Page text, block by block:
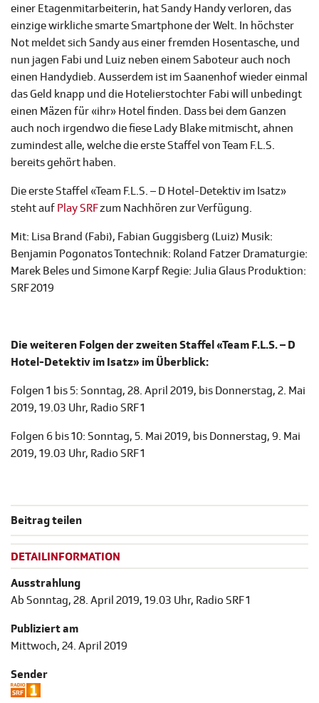
einer Etagenmitarbeiterin, hat Sandy Handy verloren, das
einzige wirkliche smarte Smartphone der Welt. In höchster
Not meldet sich Sandy aus einer fremden Hosentasche, und
nun jagen Fabi und Luiz neben einem Saboteur auch noch
einen Handydieb. Ausserdem ist im Saanenhof wieder einmal
das Geld knapp und die Hotelierstochter Fabi will unbedingt
einen Mäzen für «ihr» Hotel finden. Dass bei dem Ganzen
auch noch irgendwo die fiese Lady Blake mitmischt, ahnen
zumindest alle, welche die erste Staffel von Team F.L.S.
bereits gehört haben.
Die erste Staffel «Team F.L.S. – D Hotel-Detektiv im Isatz»
steht auf Play SRFzum Nachhören zur Verfügung.
Mit: Lisa Brand (Fabi), Fabian Guggisberg (Luiz) Musik:
Benjamin Pogonatos Tontechnik: Roland Fatzer Dramaturgie:
Marek Beles und Simone Karpf Regie: Julia Glaus Produktion:
SRF 2019
Die weiteren Folgen der zweiten Staffel «Team F.L.S. – D
Hotel-Detektiv im Isatz» im Überblick:
Folgen 1 bis 5: Sonntag, 28. April 2019, bis Donnerstag, 2. Mai
2019, 19.03 Uhr, Radio SRF 1
Folgen 6 bis 10: Sonntag, 5. Mai 2019, bis Donnerstag, 9. Mai
2019, 19.03 Uhr, Radio SRF 1
Beitrag teilen
DETAILINFORMATION
Ausstrahlung
Ab Sonntag, 28. April 2019, 19.03 Uhr, Radio SRF 1
Publiziert am
Mittwoch, 24. April 2019
Sender